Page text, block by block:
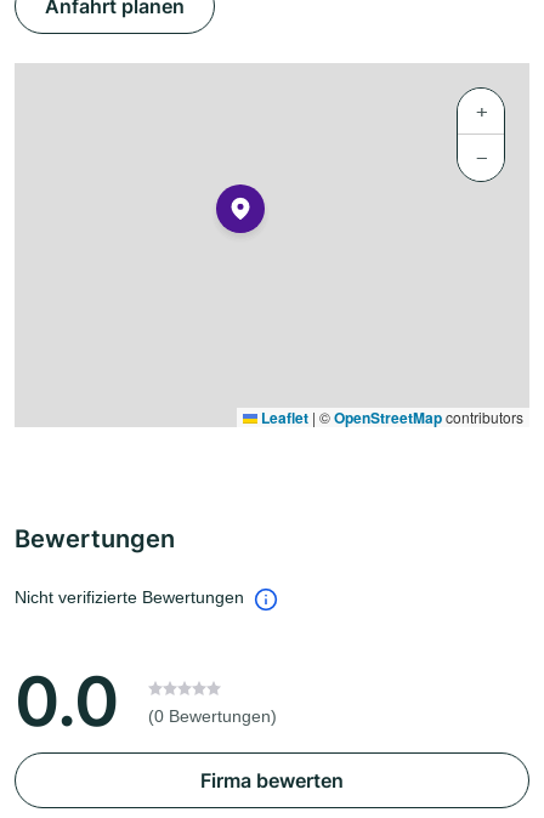
Anfahrt planen
+
−
Leaflet | ©OpenStreetMapcontributors
Bewertungen
Nicht verifizierte Bewertungen
0.0 (0 Bewertungen)
Firma bewerten